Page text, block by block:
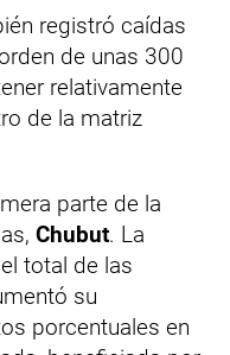
registró caídas
de unas 300
relativamente
de la matriz
parte de la
Chubut. La
total de las
su
porcentuales en